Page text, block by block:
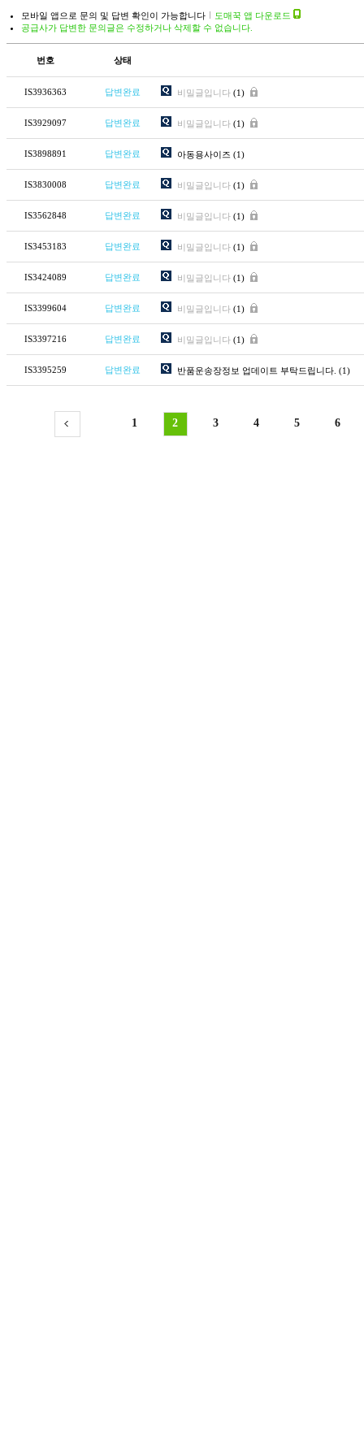
모바일 앱으로 문의 및 답변 확인이 가능합니다
도매꾹 앱 다운로드
공급사가 답변한 문의글은 수정하거나 삭제할 수 없습니다.
번호 상태
IS3936363 답변완료 비밀글입니다 (1)
IS3929097 답변완료 비밀글입니다 (1)
IS3898891 답변완료 아동용사이즈 (1)
IS3830008 답변완료 비밀글입니다 (1)
IS3562848 답변완료 비밀글입니다 (1)
IS3453183 답변완료 비밀글입니다 (1)
IS3424089 답변완료 비밀글입니다 (1)
IS3399604 답변완료 비밀글입니다 (1)
IS3397216 답변완료 비밀글입니다 (1)
IS3395259 답변완료 반품운송장정보 업데이트 부탁드립니다. (1)
1 2 3 4 5 6